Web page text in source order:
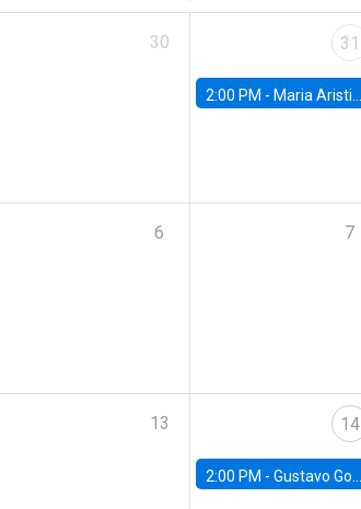
30 31
2:00 PM - Maria Aristizabal-Ramirez, FED Board
6 7
13 14
2:00 PM - Gustavo González - Banco Central de Chile